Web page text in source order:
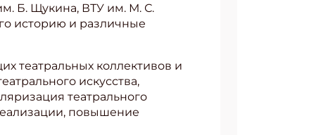
Б. Щукина, ВТУ им. М. С.
историю и различные
театральных коллективов и
искусства,
театрального
повышение